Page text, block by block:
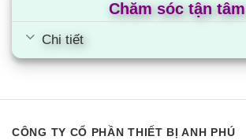
Điều hòa tủ đứng Sumikura
chiều
Chăm sóc tận tâm
Chi tiết
CÔNG TY CỔ PHẦN THIẾT BỊ ANH PHÚ